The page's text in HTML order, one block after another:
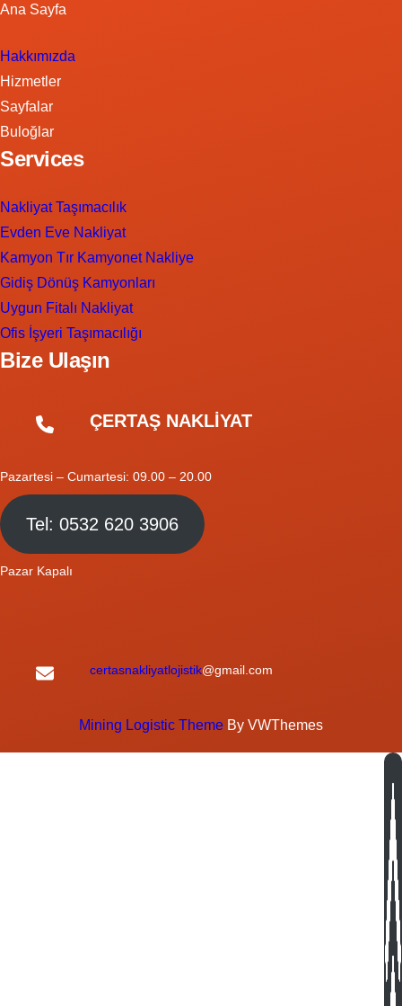
Ana Sayfa
Hakkımızda
Hizmetler
Sayfalar
Buloğlar
Services
Nakliyat Taşımacılık
Evden Eve Nakliyat
Kamyon Tır Kamyonet Nakliye
Gidiş Dönüş Kamyonları
Uygun Fitalı Nakliyat
Ofis İşyeri Taşımacılığı
Bize Ulaşın
ÇERTAŞ NAKLİYAT
Pazartesi – Cumartesi: 09.00 – 20.00
Tel: 0532 620 3906
Pazar Kapalı
certasnakliyatlojistik@gmail.com
Mining Logistic Theme By VWThemes